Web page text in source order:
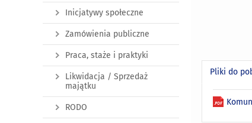
Pliki do
Inicjatywy społeczne
Zamówienia publiczne
Praca, staże i praktyki
Likwidacja / Sprzedaż
majątku
RODO